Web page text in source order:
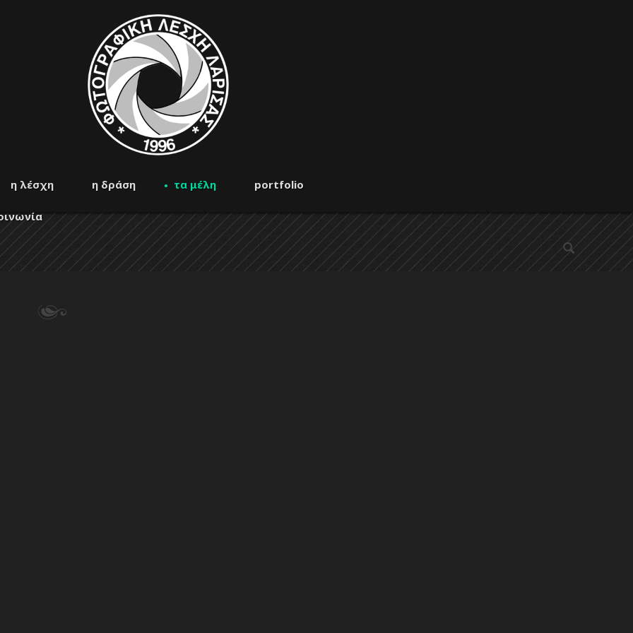
η λέσχη η δράση τα μέλη portfolio
αναζήτηση